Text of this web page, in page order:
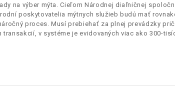
na výber mýta. Cieľom Národnej diaľničnej
poskytovatelia mýtnych služieb budú mať
proces. Musí prebiehať za plnej prevádzky
v systéme je evidovaných viac ako 300-